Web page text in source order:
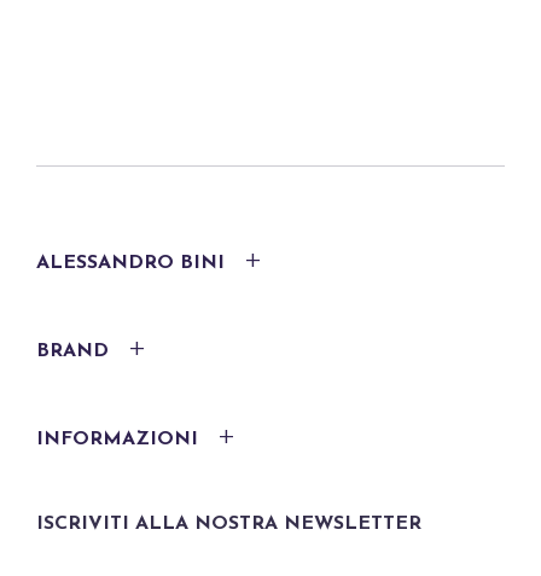
ALESSANDRO BINI
BRAND
INFORMAZIONI
ISCRIVITI ALLA NOSTRA NEWSLETTER